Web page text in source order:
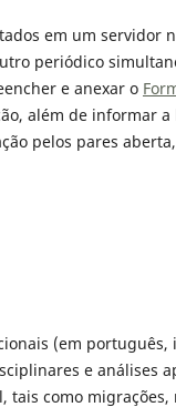
em um servidor
periódico
e anexar o
além de informar
pelos pares
(em
e análises
como